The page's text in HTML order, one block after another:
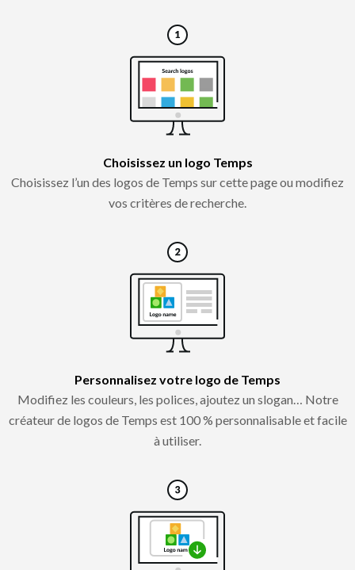
Choisissez un logo Temps
Choisissez l’un des logos de Temps sur cette page ou modifiez
vos critères de recherche.
Personnalisez votre logo de Temps
Modifiez les couleurs, les polices, ajoutez un slogan… Notre
créateur de logos de Temps est 100 % personnalisable et facile
à utiliser.